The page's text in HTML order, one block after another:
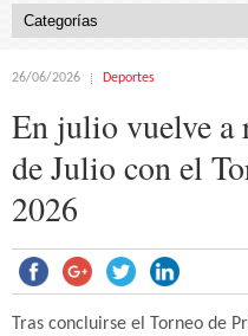
26/06/2026 Deportes
En julio vuelve a
de Julio con el
2026
Tras concluirse el Torneo de